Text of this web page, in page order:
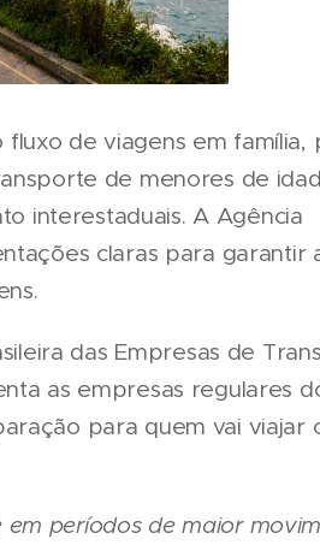
de viagens em família,
de menores de
interestaduais. A Agência
claras para garantir
das Empresas de
as empresas regulares
para quem vai viajar
períodos de maior